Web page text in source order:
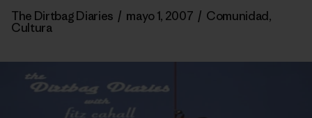
The Dirtbag Diaries / mayo 1, 2007 / Comunidad,
Cultura